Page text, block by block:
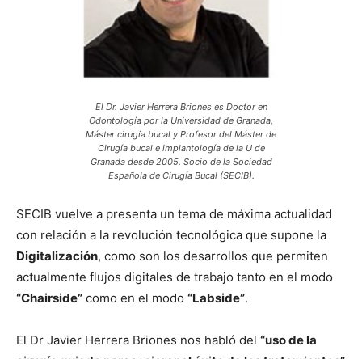
El Dr. Javier Herrera Briones es Doctor en
Odontología por la Universidad de Granada,
Máster cirugía bucal y Profesor del Máster de
Cirugía bucal e implantología de la U de
Granada desde 2005. Socio de la Sociedad
Española de Cirugía Bucal (SECIB).
SECIB vuelve a presenta un tema de máxima actualidad
con relación a la revolución tecnológica que supone la
Digitalización, como son los desarrollos que permiten
actualmente flujos digitales de trabajo tanto en el modo
“Chairside” como en el modo “Labside”.
El Dr Javier Herrera Briones nos habló del “uso de la